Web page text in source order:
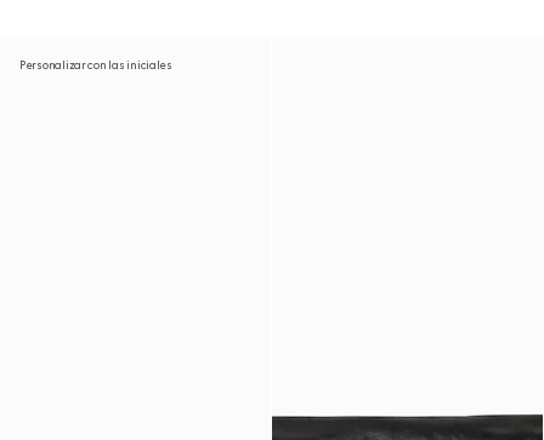
Personalizar con las iniciales